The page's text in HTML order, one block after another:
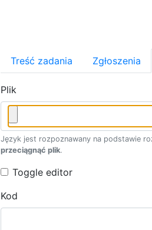
Treść zadania Zgłoszenia
Plik
Język jest rozpoznawany na podstawie
przeciągnąć plik.
Toggle editor
Kod